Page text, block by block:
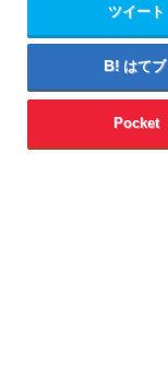
ツイート
はてブ
Pocket